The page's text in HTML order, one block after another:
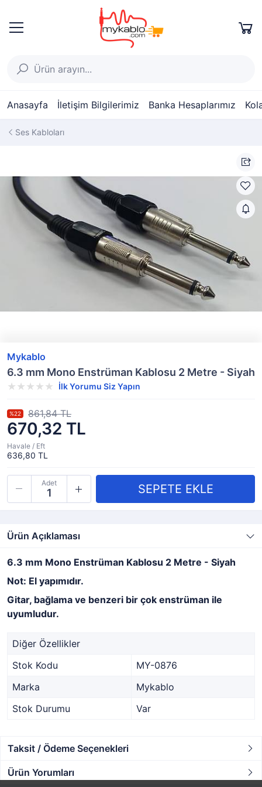
Anasayfa İletişim Bilgilerimiz Banka Hesaplarımız
Ses Kabloları
Mykablo
6.3 mm Mono Enstrüman Kablosu 2 Metre - Siyah
İlk Yorumu Siz Yapın
670,32 TL
%22 861,84 TL
Havale / Eft
636,80 TL
Adet
Ürün Açıklaması
6.3 mm Mono Enstrüman Kablosu 2 Metre - Siyah
Not: El yapımıdır.
Gitar, bağlama ve benzeri bir çok enstrüman ile
uyumludur.
Diğer Özellikler
Stok Kodu
MY-0876
Marka
Mykablo
Stok Durumu
Var
Taksit / Ödeme Seçenekleri
Ürün Yorumları